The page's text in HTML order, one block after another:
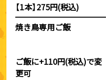
【1本】275円(税込)
焼き鳥専用ご飯
ご飯に+110円(税込)で変
更可